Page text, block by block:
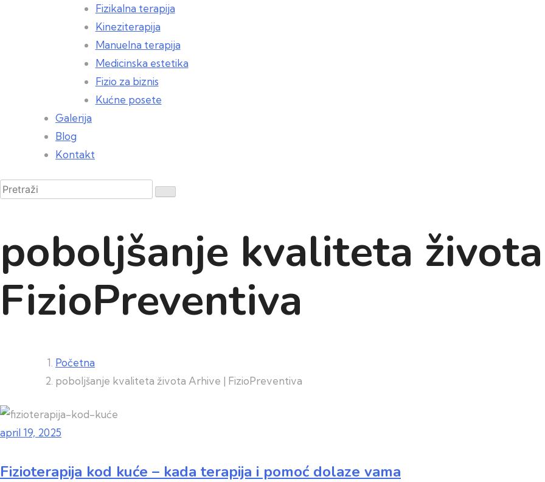
Fizikalna terapija
Kineziterapija
Manuelna terapija
Medicinska estetika
Fizio za biznis
Kućne posete
Galerija
Blog
Kontakt
poboljšanje kvaliteta
FizioPreventiva
Početna
poboljšanje kvaliteta života Arhive | FizioPreventiva
april 19, 2025
Fizioterapija kod kuće – kada terapija i pomoć dolaze vama